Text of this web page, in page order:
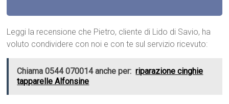
Leggi la recensione che Pietro, cliente di Lido di Savio, ha
voluto condividere con noi e con te sul servizio ricevuto:
Chiama 0544 070014 anche per: riparazione cinghie
tapparelle Alfonsine